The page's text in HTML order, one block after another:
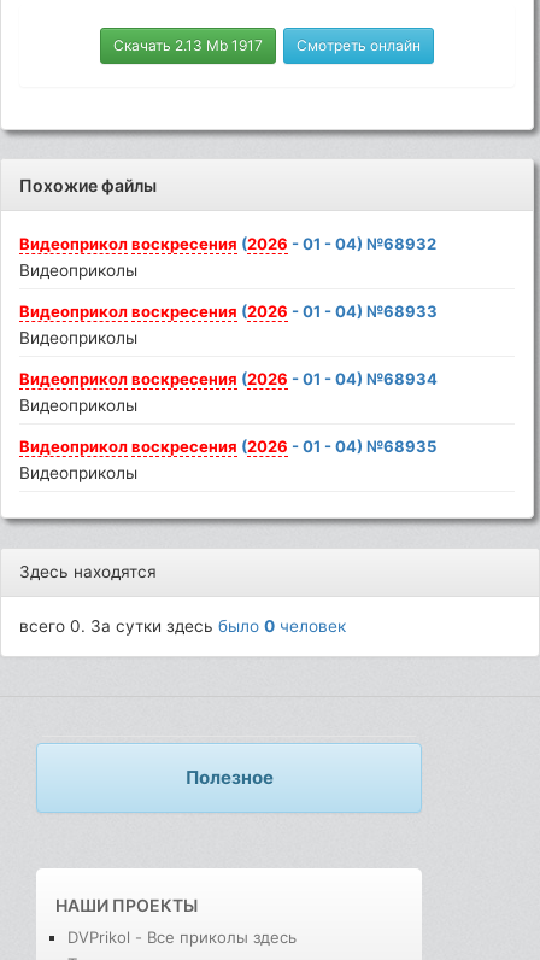
Скачать 2.13 Mb 1917 Смотреть онлайн
Похожие файлы
Видеоприкол воскресения (2026 - 01 - 04) №68932
Видеоприколы
Видеоприкол воскресения (2026 - 01 - 04) №68933
Видеоприколы
Видеоприкол воскресения (2026 - 01 - 04) №68934
Видеоприколы
Видеоприкол воскресения (2026 - 01 - 04) №68935
Видеоприколы
Здесь находятся
всего 0. За сутки здесьбыло0 человек
Полезное
НАШИ ПРОЕКТЫ
DVPrikol - Все приколы здесь